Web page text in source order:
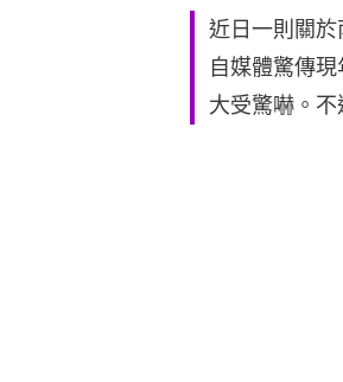
近日一則關
自媒體驚傳
大受驚嚇。